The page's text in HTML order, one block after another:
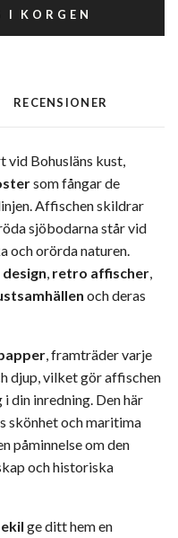
I KORGEN
RECENSIONER
vid Bohusläns kust,
som fångar de
Affischen skildrar
sjöbodarna står vid
och orörda naturen.
retro affischer
och deras
, framträder varje
djup, vilket gör affischen
din inredning. Den här
skönhet och maritima
påminnelse om den
och historiska
ge ditt hem en